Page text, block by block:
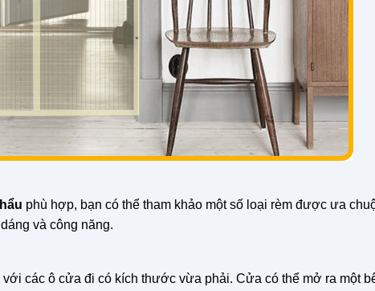
phù hợp, bạn có thể tham khảo một số loại rèm được ưa
và công năng.
các ô cửa đi có kích thước vừa phải. Cửa có thể mở ra một